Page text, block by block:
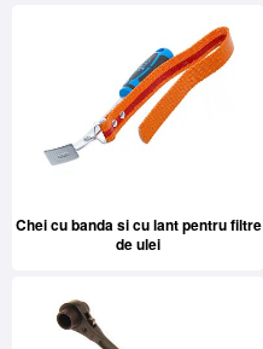
Chei cu banda si cu lant pentru filtre
de ulei